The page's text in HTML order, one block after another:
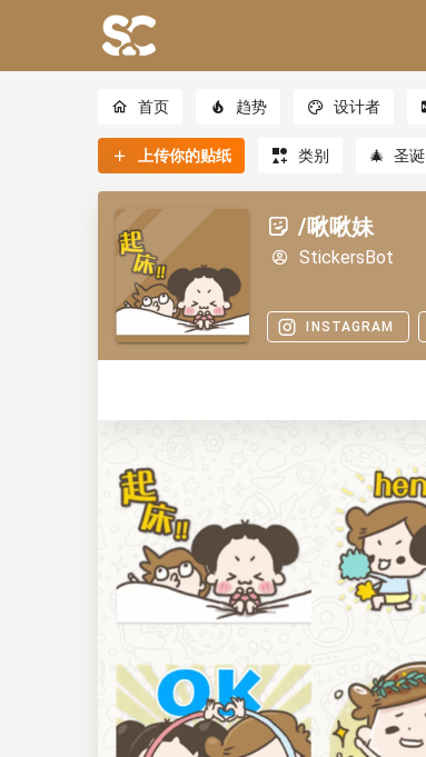
首页 趋势 设计者
上传你的贴纸 类别 🎄 圣诞
/啾啾妹
StickersBot
INSTAGRAM